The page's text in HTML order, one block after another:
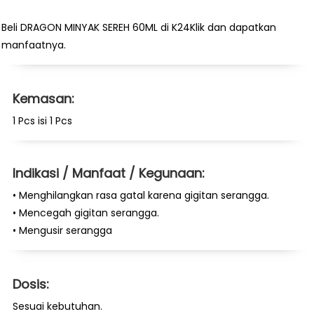
Beli DRAGON MINYAK SEREH 60ML di K24Klik dan dapatkan
manfaatnya.
Kemasan:
1 Pcs isi 1 Pcs
Indikasi / Manfaat / Kegunaan:
• Menghilangkan rasa gatal karena gigitan serangga.
• Mencegah gigitan serangga.
• Mengusir serangga
Dosis:
Sesuai kebutuhan.